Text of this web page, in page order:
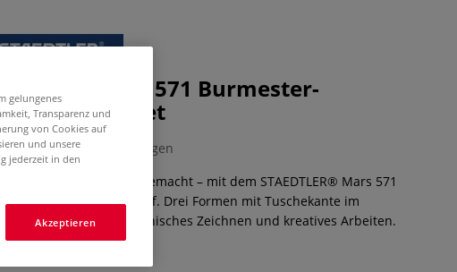
Mars 571 Burmester-
3er-et
0 Bewertungen
Kurven zeichnen leicht gemacht – mit dem STAEDTLER® Mars 571
Kunststoff. Drei Formen mit Tuschekante im
Etui – ideal für Technisches Zeichnen und kreatives Arbeiten.
gelungenes
Transparenz und
von Cookies auf
und unsere
jederzeit in den
Akzeptieren